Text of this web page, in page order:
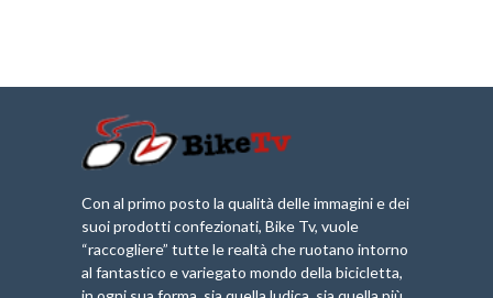
Con al primo posto la qualità delle immagini e dei
suoi prodotti confezionati, Bike Tv, vuole
“raccogliere” tutte le realtà che ruotano intorno
al fantastico e variegato mondo della bicicletta,